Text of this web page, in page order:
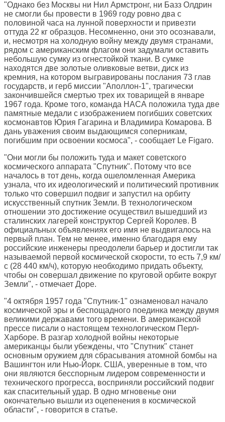
"Однако без Москвы ни Нил Армстронг, ни Базз Олдрин
не смогли бы провести в 1969 году ровно два с
половиной часа на лунной поверхности и привезти
оттуда 22 кг образцов. Несомненно, они это осознавали,
и, несмотря на холодную войну между двумя странами,
рядом с американским флагом они задумали оставить
небольшую сумку из огнестойкой ткани. В сумке
находятся две золотые оливковые ветви, диск из
кремния, на котором выгравированы послания 73 глав
государств, и герб миссии "Аполлон-1", трагически
закончившейся смертью трех их товарищей в январе
1967 года. Кроме того, команда НАСА положила туда две
памятные медали с изображением погибших советских
космонавтов Юрия Гагарина и Владимира Комарова. В
дань уважения своим выдающимся соперникам,
погибшим при освоении космоса", - сообщает Le Figaro.
"Они могли бы положить туда и макет советского
космического аппарата "Спутник". Потому что все
началось в тот день, когда ошеломленная Америка
узнала, что их идеологический и политический противник
только что совершил подвиг и запустил на орбиту
искусственный спутник Земли. В технологическом
отношении это достижение осуществил вышедший из
сталинских лагерей конструктор Сергей Королев. В
официальных объявлениях его имя не выдвигалось на
первый план. Тем не менее, именно благодаря ему
российские инженеры преодолели барьер и достигли так
называемой первой космической скорости, то есть 7,9 км/
с (28 440 км/ч), которую необходимо придать объекту,
чтобы он совершал движение по круговой орбите вокруг
Земли", - отмечает Доре.
"4 октября 1957 года "Спутник-1" ознаменовал начало
космической эры и беспощадного поединка между двумя
великими державами того времени. В американской
прессе писали о настоящем технологическом Перл-
Харборе. В разгар холодной войны некоторые
американцы были убеждены, что "Спутник" станет
основным оружием для сбрасывания атомной бомбы на
Вашингтон или Нью-Йорк. США, уверенные в том, что
они являются бесспорным лидером современности и
технического прогресса, восприняли российский подвиг
как спасительный удар. В одно мгновенье они
окончательно вышли из оцепенения в космической
области", - говорится в статье.